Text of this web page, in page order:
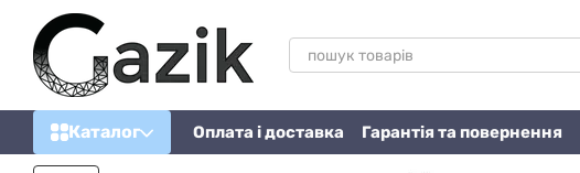
Перейти до основного контенту
Каталог Оплата і доставка Гарантія та повернення